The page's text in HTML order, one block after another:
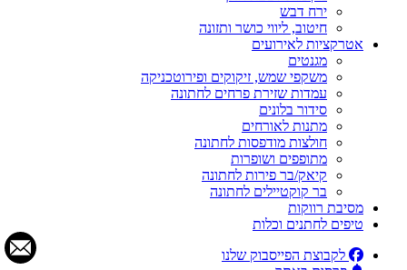
ירח דבש
חיטוב, ליווי כושר ותזונה
אטרקציות לאירועים
מגנטים
משקפי שמש, זיקוקים ופירוטכניקה
עמדות שזירת פרחים לחתונה
סידור בלונים
מתנות לאורחים
חולצות מודפסות לחתונה
מתופפים ושופרות
קיאק/בר פירות לחתונה
בר קוקטיילים לחתונה
מסיבת רווקות
טיפים לחתנים וכלות
לקבוצת הפייסבוק שלנו